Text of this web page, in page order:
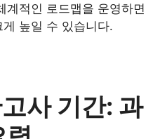
계적인 로드맵을 운영하면
높일 수 있습니다.
사 기간: 과